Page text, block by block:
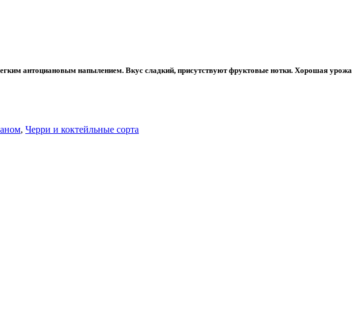
антоциановым напылением. Вкус сладкий, присутствуют фруктовые нотки. Хорошая
, Черри и коктейльные сорта